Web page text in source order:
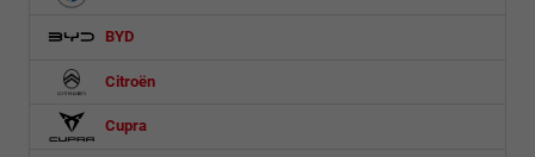
BYD
Citroën
Cupra